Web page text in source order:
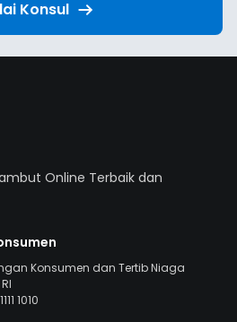
Konsul
Online Terbaik dan
Konsumen dan Tertib Niaga
1010